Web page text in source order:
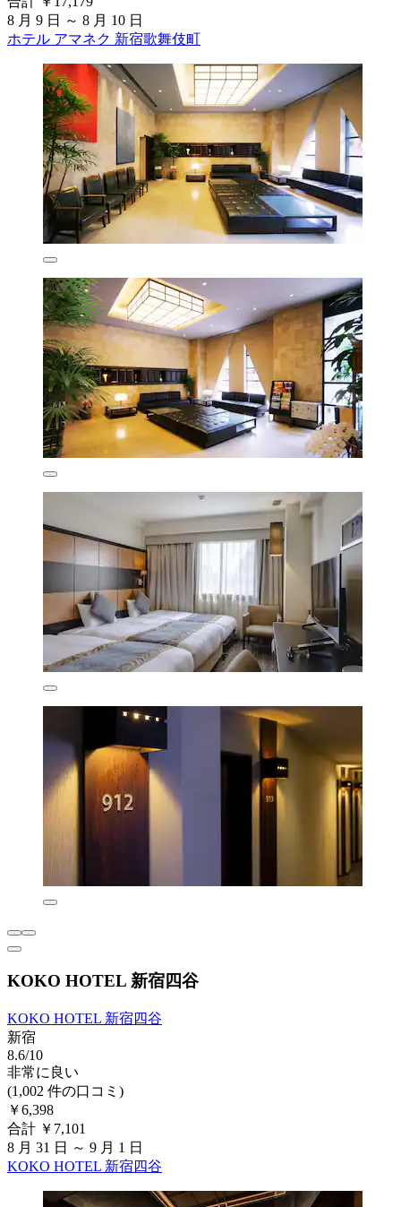
8 月 9 日 ～ 8 月 10 日
ホテル アマネク 新宿歌舞伎町
KOKO HOTEL 新宿四谷
KOKO HOTEL 新宿四谷
新宿
8.6/10
非常に良い
(1,002 件の口コミ)
￥6,398
合計 ￥7,101
8 月 31 日 ～ 9 月 1 日
KOKO HOTEL 新宿四谷